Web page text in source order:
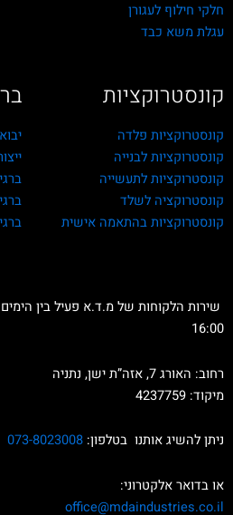
חלקי חילוף לעגורן
עגלת משא כבד
קונסטרוקציות
קונסטרוקציות פלדה
קונסטרוקציות לבנייה
קונסטרוקציות לתעשייה
קונסטרוקציה לשלד
קונסטרוקציות בהתאמה אישית
16:00
רחוב: האורג 7, אזה”ת ישן, נתניה
מיקוד: 4237759
ניתן להשיג אותנו בטלפון: 073-8023008
או בדואר אלקטרוני:
office@mdaindustries.co.il